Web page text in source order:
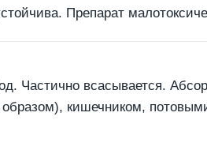
Препарат
Частично всасывается.
кишечником,